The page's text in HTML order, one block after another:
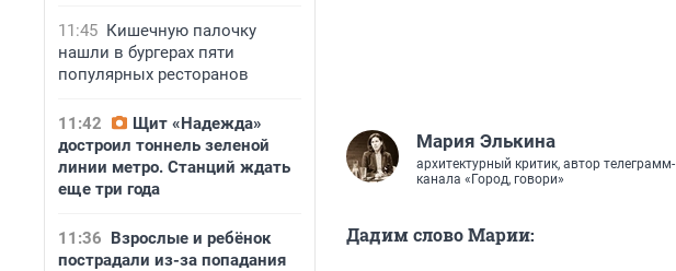
11:45 Кишечную палочку
нашли в бургерах пяти
популярных ресторанов
11:42
Щит «Надежда»
достроил тоннель зеленой
линии метро. Станций ждать
еще три года
11:36 Взрослые и ребёнок
пострадали из-за попадания
Мария Элькина
архитектурный критик, автор телеграмм-
канала «Город, говори»
Дадим слово Марии: